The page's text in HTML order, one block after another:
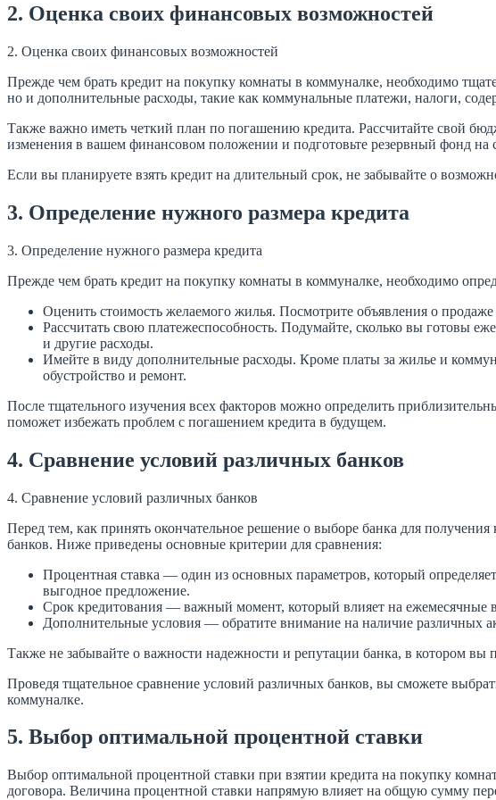
2. Оценка своих финансовых возможностей
2. Оценка своих финансовых возможностей
Прежде чем брать кредит на покупку комнаты в коммуналке, необходимо
но и дополнительные расходы, такие как коммунальные платежи, налоги,
Также важно иметь четкий план по погашению кредита. Рассчитайте свой
изменения в вашем финансовом положении и подготовьте резервный фонд на
Если вы планируете взять кредит на длительный срок, не забывайте о
3. Определение нужного размера кредита
3. Определение нужного размера кредита
Прежде чем брать кредит на покупку комнаты в коммуналке, необходимо
Оценить стоимость желаемого жилья. Посмотрите объявления о
Рассчитать свою платежеспособность. Подумайте, сколько вы готовы
и другие расходы.
Имейте в виду дополнительные расходы. Кроме платы за жилье и
обустройство и ремонт.
После тщательного изучения всех факторов можно определить
поможет избежать проблем с погашением кредита в будущем.
4. Сравнение условий различных банков
4. Сравнение условий различных банков
Перед тем, как принять окончательное решение о выборе банка для
банков. Ниже приведены основные критерии для сравнения:
Процентная ставка — один из основных параметров, который
выгодное предложение.
Срок кредитования — важный момент, который влияет на ежемесячные
Дополнительные условия — обратите внимание на наличие различных
Также не забывайте о важности надежности и репутации банка, в котором вы
Проведя тщательное сравнение условий различных банков, вы сможете
коммуналке.
5. Выбор оптимальной процентной ставки
Выбор оптимальной процентной ставки при взятии кредита на покупку
договора. Величина процентной ставки напрямую влияет на общую сумму